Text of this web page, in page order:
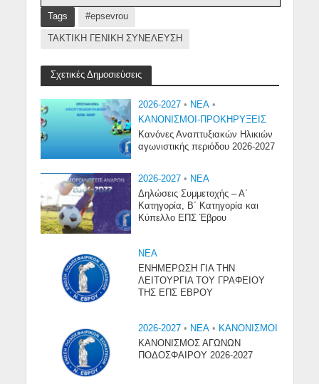
Tags #epsevrou
TAKTIKH ΓΕΝΙΚΗ ΣΥΝΕΛΕΥΣΗ
Σχετικές Δημοσιεύσεις
2026-2027 • NEA •
ΚΑΝΟΝΙΣΜΟΙ-ΠΡΟΚΗΡΥΞΕΙΣ
Κανόνες Αναπτυξιακών Ηλικιών
αγωνιστικής περιόδου 2026-2027
2026-2027 • NEA
Δηλώσεις Συμμετοχής – Α΄
Κατηγορία, Β΄ Κατηγορία και
Κύπελλο ΕΠΣ Έβρου
NEA
ΕΝΗΜΕΡΩΣΗ ΓΙΑ ΤΗΝ
ΛΕΙΤΟΥΡΓΙΑ ΤΟΥ ΓΡΑΦΕΙΟΥ
ΤΗΣ ΕΠΣ ΕΒΡΟΥ
2026-2027 • NEA • ΚΑΝΟΝΙΣΜΟΙ
ΚΑΝΟΝΙΣΜΟΣ ΑΓΩΝΩΝ
ΠΟΔΟΣΦΑΙΡΟΥ 2026-2027